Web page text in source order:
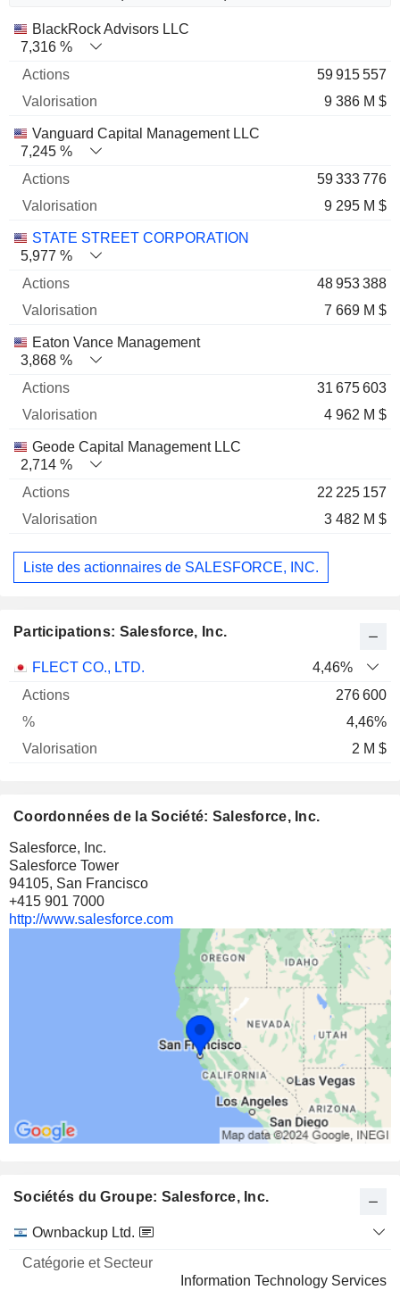
Nom Actions % Valorisation
BlackRock Advisors LLC
7,316 %
59 915 557
9 386 M $
Vanguard Capital Management LLC
7,245 %
59 333 776
9 295 M $
STATE STREET CORPORATION
5,977 %
48 953 388
7 669 M $
Eaton Vance Management
3,868 %
31 675 603
4 962 M $
Geode Capital Management LLC
2,714 %
22 225 157
3 482 M $
Liste des actionnaires de SALESFORCE, INC.
Participations: Salesforce, Inc.
Nom Actions % Valorisation
FLECT CO., LTD.
4,46%
276 600
4,46%
2 M $
Coordonnées de la Société: Salesforce, Inc.
Salesforce, Inc.
Salesforce Tower
94105, San Francisco
+415 901 7000
http://www.salesforce.com
Sociétés du Groupe: Salesforce, Inc.
Nom
Catégorie
Secteur
Ownbackup Ltd.
Information Technology Services